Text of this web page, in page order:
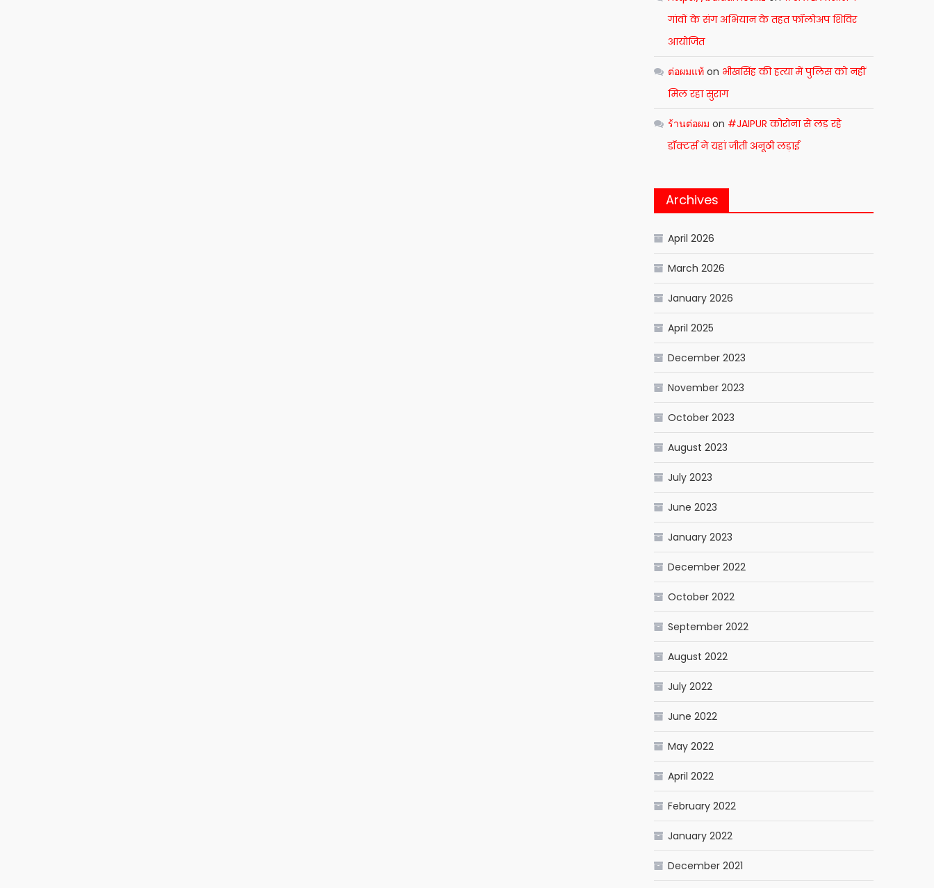
गांवों के संग अभियान के तहत फॉलोअप शिविर
आयोजित
ต่อผมแท้ on भीखसिंह की हत्या में पुलिस को नहीं
मिल रहा सुराग
ร้านต่อผม on #JAIPUR कोरोना से लड़ रहे
डॉक्टर्स ने यहां जीती अनूठी लड़ाई
Archives
April 2026
March 2026
January 2026
April 2025
December 2023
November 2023
October 2023
August 2023
July 2023
June 2023
January 2023
December 2022
October 2022
September 2022
August 2022
July 2022
June 2022
May 2022
April 2022
February 2022
January 2022
December 2021